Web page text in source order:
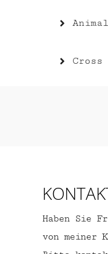
Cross
Haben Sie
von meiner